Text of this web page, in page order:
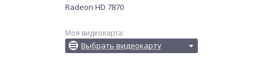
Radeon HD 7870
Моя видеокарта:
Выбрать видеокарту